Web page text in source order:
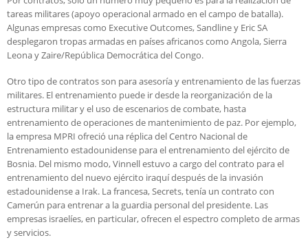
tareas militares (apoyo operacional armado en el campo de batalla).
Algunas empresas como Executive Outcomes, Sandline y Eric SA
desplegaron tropas armadas en países africanos como Angola, Sierra
Leona y Zaire/República Democrática del Congo.
Otro tipo de contratos son para asesoría y entrenamiento de las fuerzas
militares. El entrenamiento puede ir desde la reorganización de la
estructura militar y el uso de escenarios de combate, hasta
entrenamiento de operaciones de mantenimiento de paz. Por ejemplo,
la empresa MPRI ofreció una réplica del Centro Nacional de
Entrenamiento estadounidense para el entrenamiento del ejército de
Bosnia. Del mismo modo, Vinnell estuvo a cargo del contrato para el
entrenamiento del nuevo ejército iraquí después de la invasión
estadounidense a Irak. La francesa, Secrets, tenía un contrato con
Camerún para entrenar a la guardia personal del presidente. Las
empresas israelíes, en particular, ofrecen el espectro completo de armas
y servicios.